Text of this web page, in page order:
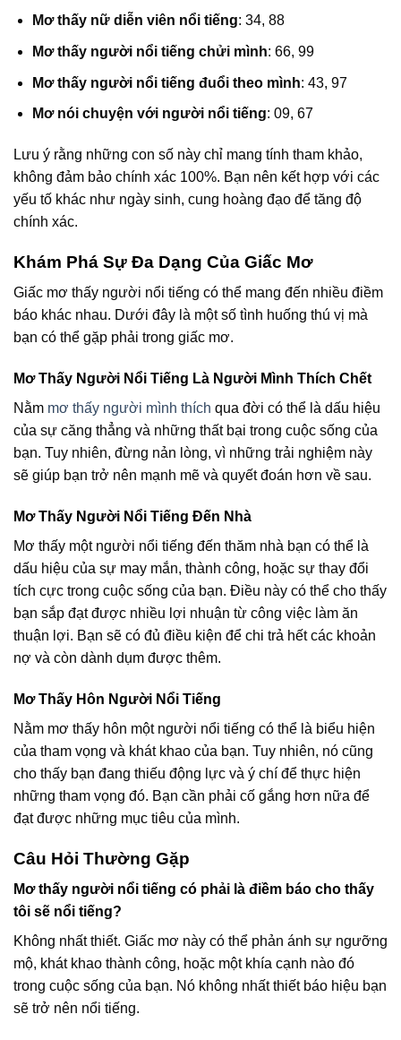
Mơ thấy nữ diễn viên nổi tiếng: 34, 88
Mơ thấy người nổi tiếng chửi mình: 66, 99
Mơ thấy người nổi tiếng đuổi theo mình: 43, 97
Mơ nói chuyện với người nổi tiếng: 09, 67
Lưu ý rằng những con số này chỉ mang tính tham khảo,
không đảm bảo chính xác 100%. Bạn nên kết hợp với các
yếu tố khác như ngày sinh, cung hoàng đạo để tăng độ
chính xác.
Khám Phá Sự Đa Dạng Của Giấc Mơ
Giấc mơ thấy người nổi tiếng có thể mang đến nhiều điềm
báo khác nhau. Dưới đây là một số tình huống thú vị mà
bạn có thể gặp phải trong giấc mơ.
Mơ Thấy Người Nổi Tiếng Là Người Mình Thích Chết
Nằm mơ thấy người mình thích qua đời có thể là dấu hiệu
của sự căng thẳng và những thất bại trong cuộc sống của
bạn. Tuy nhiên, đừng nản lòng, vì những trải nghiệm này
sẽ giúp bạn trở nên mạnh mẽ và quyết đoán hơn về sau.
Mơ Thấy Người Nổi Tiếng Đến Nhà
Mơ thấy một người nổi tiếng đến thăm nhà bạn có thể là
dấu hiệu của sự may mắn, thành công, hoặc sự thay đổi
tích cực trong cuộc sống của bạn. Điều này có thể cho thấy
bạn sắp đạt được nhiều lợi nhuận từ công việc làm ăn
thuận lợi. Bạn sẽ có đủ điều kiện để chi trả hết các khoản
nợ và còn dành dụm được thêm.
Mơ Thấy Hôn Người Nổi Tiếng
Nằm mơ thấy hôn một người nổi tiếng có thể là biểu hiện
của tham vọng và khát khao của bạn. Tuy nhiên, nó cũng
cho thấy bạn đang thiếu động lực và ý chí để thực hiện
những tham vọng đó. Bạn cần phải cố gắng hơn nữa để
đạt được những mục tiêu của mình.
Câu Hỏi Thường Gặp
Mơ thấy người nổi tiếng có phải là điềm báo cho thấy
tôi sẽ nổi tiếng?
Không nhất thiết. Giấc mơ này có thể phản ánh sự ngưỡng
mộ, khát khao thành công, hoặc một khía cạnh nào đó
trong cuộc sống của bạn. Nó không nhất thiết báo hiệu bạn
sẽ trở nên nổi tiếng.